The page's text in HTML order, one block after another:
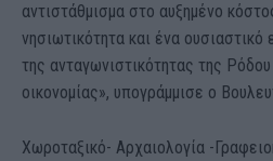
αντιστάθμισμα στο αυξημένο
νησιωτικότητα και ένα ουσιαστικό
της ανταγωνιστικότητας της Ρόδου
οικονομίας», υπογράμμισε ο
Χωροταξικό- Αρχαιολογία -